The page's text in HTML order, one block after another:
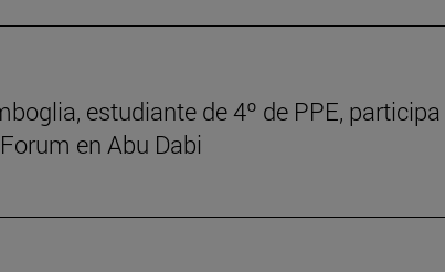
estudiante de 4º de PPE, participa
en Abu Dabi